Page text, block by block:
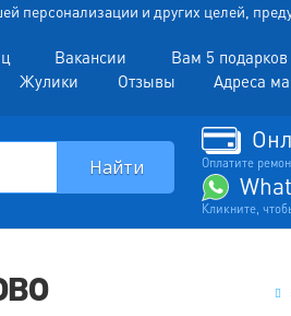
персонализации и других целей,
Вакансии Вам 5 подарков
Жулики Отзывы Адреса
Оплатите
Кликните,